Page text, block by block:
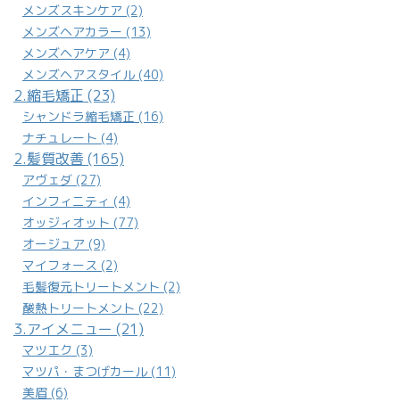
メンズスキンケア (2)
メンズヘアカラー (13)
メンズヘアケア (4)
メンズヘアスタイル (40)
2.縮毛矯正 (23)
シャンドラ縮毛矯正 (16)
ナチュレート (4)
2.髪質改善 (165)
アヴェダ (27)
インフィニティ (4)
オッジィオット (77)
オージュア (9)
マイフォース (2)
毛髪復元トリートメント (2)
酸熱トリートメント (22)
3.アイメニュー (21)
マツエク (3)
マツパ・まつげカール (11)
美眉 (6)